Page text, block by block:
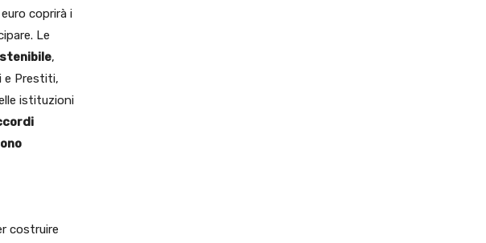
coprirà i
Le
,
e Prestiti,
istituzioni
costruire